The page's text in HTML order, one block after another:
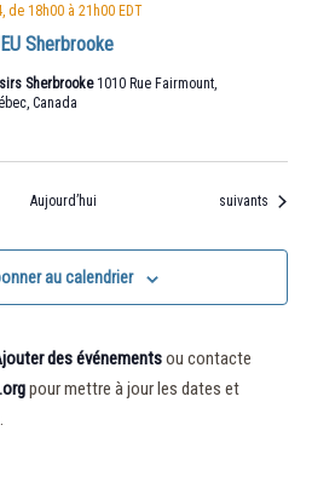
Sherbrooke
de 18h00à 21h00 EDT
Sherbrooke 1010 Rue Fairmount,
Canada
Aujourd’hui Évènements
suivants
au calendrier
des événementsou contacte
pour mettre à jour les dates et